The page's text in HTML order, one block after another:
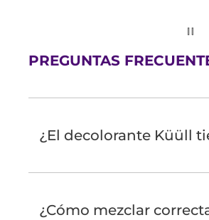
PREGUNTAS
¿El decolorante Küüll
¿Cómo mezclar